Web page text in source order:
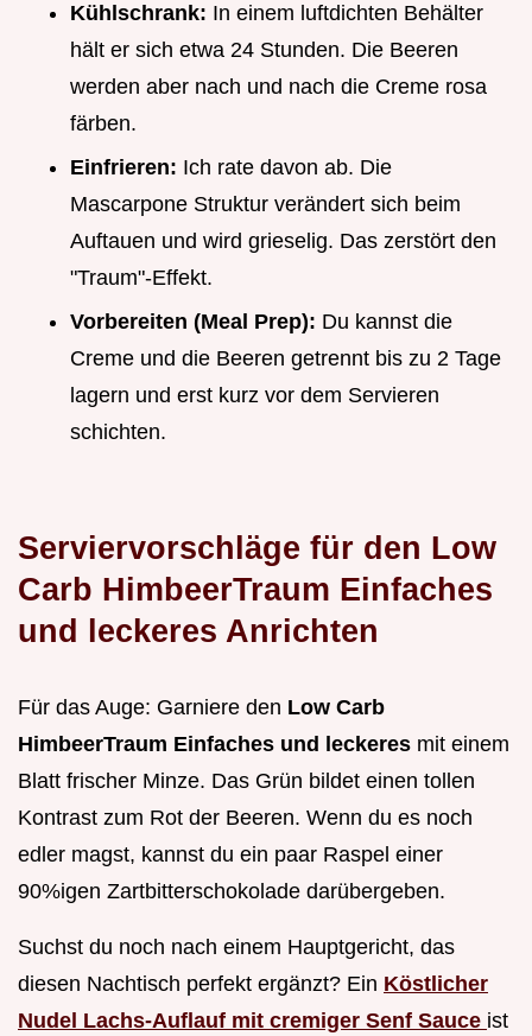
Kühlschrank: In einem luftdichten Behälter
hält er sich etwa 24 Stunden. Die Beeren
werden aber nach und nach die Creme rosa
färben.
Einfrieren: Ich rate davon ab. Die
Mascarpone Struktur verändert sich beim
Auftauen und wird grieselig. Das zerstört den
"Traum"-Effekt.
Vorbereiten (Meal Prep): Du kannst die
Creme und die Beeren getrennt bis zu 2 Tage
lagern und erst kurz vor dem Servieren
schichten.
Serviervorschläge für den Low
Carb HimbeerTraum Einfaches
und leckeres Anrichten
Für das Auge: Garniere den Low Carb
HimbeerTraum Einfaches und leckeres mit einem
Blatt frischer Minze. Das Grün bildet einen tollen
Kontrast zum Rot der Beeren. Wenn du es noch
edler magst, kannst du ein paar Raspel einer
90%igen Zartbitterschokolade darübergeben.
Suchst du noch nach einem Hauptgericht, das
diesen Nachtisch perfekt ergänzt? Ein Köstlicher
Nudel Lachs-Auflauf mit cremiger Senf Sauce ist